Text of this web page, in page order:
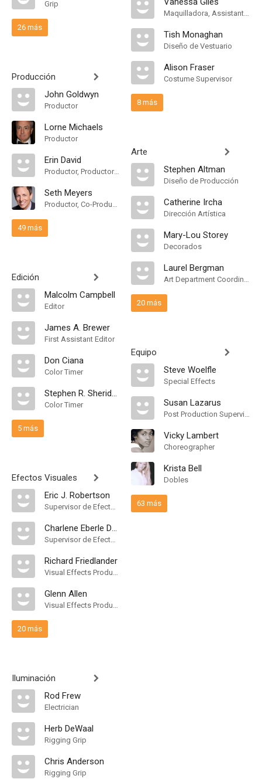
Grip
26 más
Producción
John Goldwyn
Productor
Lorne Michaels
Productor
Erin David
Productor, Productor Asociado
Seth Meyers
Productor, Co-Productor
49 más
Edición
Malcolm Campbell
Editor
James A. Brewer
First Assistant Editor
Don Ciana
Color Timer
Stephen R. Sheridan
Color Timer
5 más
Efectos Visuales
Eric J. Robertson
Supervisor de Efectos Visuales
Charlene Eberle Douglas
Supervisor de Efectos Visuales
Richard Friedlander
Visual Effects Producer
Glenn Allen
Visual Effects Producer
20 más
Iluminación
Rod Frew
Electrician
Herb DeWaal
Rigging Grip
Chris Anderson
Rigging Grip
Maquilladora, Assistant Makeup Artist
Tish Monaghan
Diseño de Vestuario
Alison Fraser
Costume Supervisor
8 más
Arte
Stephen Altman
Diseño de Producción
Catherine Ircha
Dirección Artística
Mary-Lou Storey
Decorados
Laurel Bergman
Art Department Coordinator
20 más
Equipo
Steve Woelfle
Special Effects
Susan Lazarus
Post Production Supervisor
Vicky Lambert
Choreographer
Krista Bell
Dobles
63 más